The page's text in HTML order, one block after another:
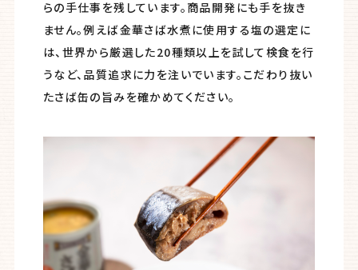
らの手仕事を残しています。商品開発にも手を抜き
ません。例えば金華さば水煮に使用する塩の選定に
は、世界から厳選した20種類以上を試して検食を行
うなど、品質追求に力を注いでいます。こだわり抜い
たさば缶の旨みを確かめてください。